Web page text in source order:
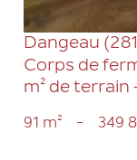
Dangeau
Corps de
m² de terrain
91 m² - 349